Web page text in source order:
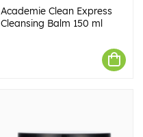
Academie Clean Express
Cleansing Balm 150 ml